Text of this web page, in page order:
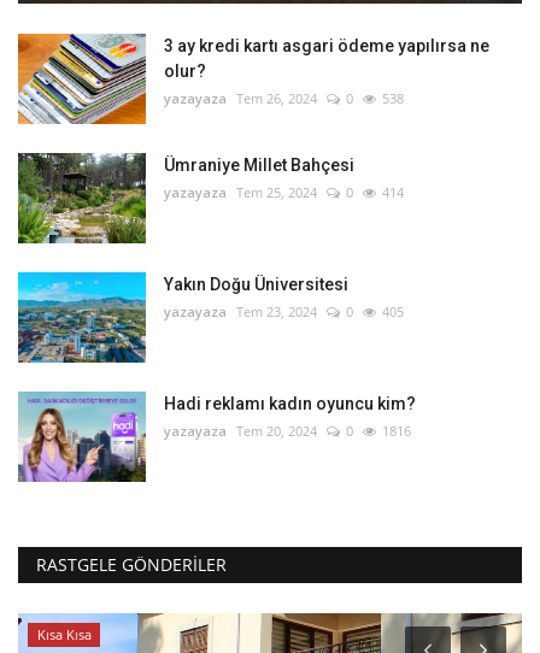
3 ay kredi kartı asgari ödeme yapılırsa ne
olur?
yazayaza Tem 26, 2024 0 538
Ümraniye Millet Bahçesi
yazayaza Tem 25, 2024 0 414
Yakın Doğu Üniversitesi
yazayaza Tem 23, 2024 0 405
Hadi reklamı kadın oyuncu kim?
yazayaza Tem 20, 2024 0 1816
RASTGELE GÖNDERILER
Kısa Kısa